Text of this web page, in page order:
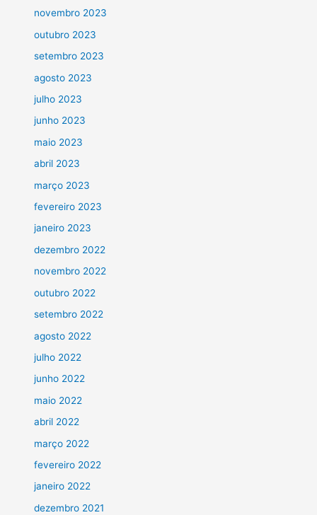
novembro 2023
outubro 2023
setembro 2023
agosto 2023
julho 2023
junho 2023
maio 2023
abril 2023
março 2023
fevereiro 2023
janeiro 2023
dezembro 2022
novembro 2022
outubro 2022
setembro 2022
agosto 2022
julho 2022
junho 2022
maio 2022
abril 2022
março 2022
fevereiro 2022
janeiro 2022
dezembro 2021